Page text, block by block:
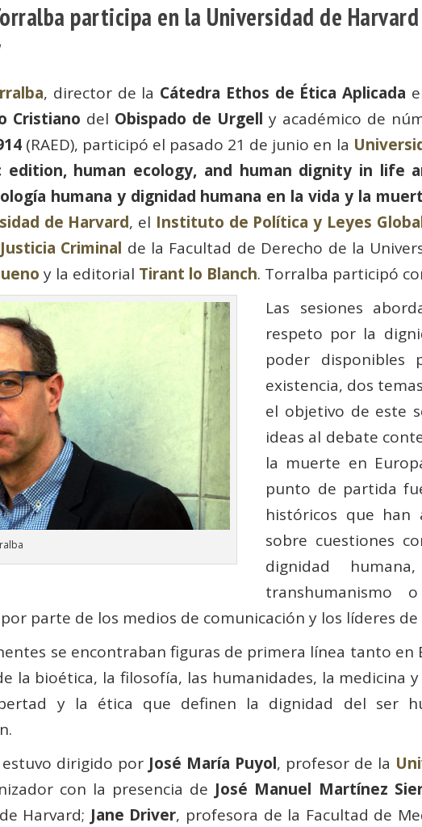
participa en la Universidad de
, director de la Cátedra Ethos de Ética Aplicada
Cristiano del Obispado de Urgell y académico de
(RAED), participó el pasado 21 de junio en la
edition, human ecology, and human dignity in life
humana y dignidad humana en la vida y la
de Harvard, el Instituto de Política y Leyes
Criminal de la Facultad de Derecho de la
y la editorial Tirant lo Blanch. Torralba participó
Las sesiones
respeto por la
poder disponibles
existencia, dos
el objetivo de este
ideas al debate
la muerte en
punto de partida
históricos que han
sobre cuestiones
dignidad
transhumanismo
parte de los medios de comunicación y los líderes
se encontraban figuras de primera línea tanto
la bioética, la filosofía, las humanidades, la medicina
y la ética que definen la dignidad del ser
dirigido por José María Puyol, profesor de la
con la presencia de José Manuel Martínez
Harvard; Jane Driver, profesora de la Facultad de